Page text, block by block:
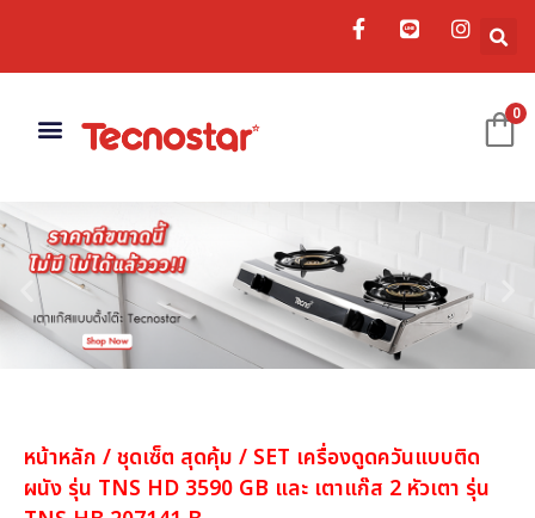
0
หน้าหลัก /ชุดเซ็ต สุดคุ้ม / SET เครื่องดูดควันแบบติด
ผนัง รุ่น TNS HD 3590 GB และ เตาแก๊ส 2 หัวเตา รุ่น